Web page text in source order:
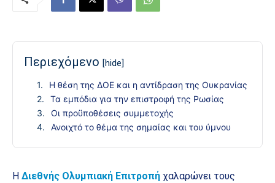
Περιεχόμενο [hide]
Η θέση της ΔΟΕ και η αντίδραση της Ουκρανίας
Τα εμπόδια για την επιστροφή της Ρωσίας
Οι προϋποθέσεις συμμετοχής
Ανοιχτό το θέμα της σημαίας και του ύμνου
Η Διεθνής Ολυμπιακή Επιτροπή χαλαρώνει τους